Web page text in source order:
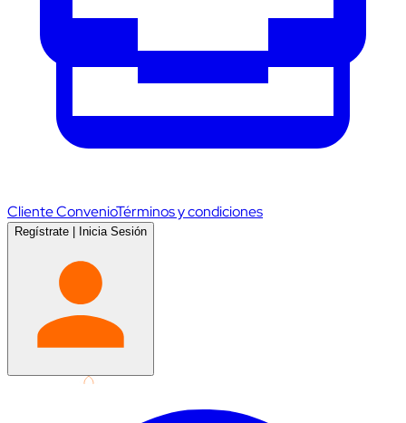
Cliente ConvenioTérminos y condiciones
Regístrate | Inicia Sesión